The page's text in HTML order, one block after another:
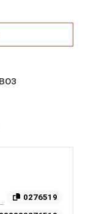
0276519